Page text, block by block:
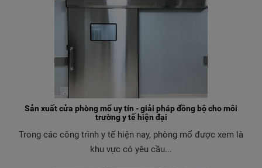
Sản xuất cửa phòng mổ uy tín - giải pháp đồng bộ cho môi
trường y tế hiện đại
Trong các công trình y tế hiện nay, phòng mổ được xem là
khu vực có yêu cầu...